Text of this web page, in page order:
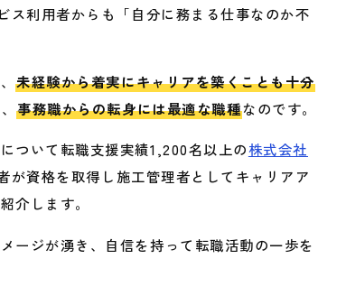
ス利用者からも「自分に務まる仕事なのか不
未経験から着実にキャリアを築くことも十分
事務職からの転身には最適な職種なのです。
ついて転職支援実績1,200名以上の株式会社
が資格を取得し施工管理者としてキャリアア
介します。
ージが湧き、自信を持って転職活動の一歩を